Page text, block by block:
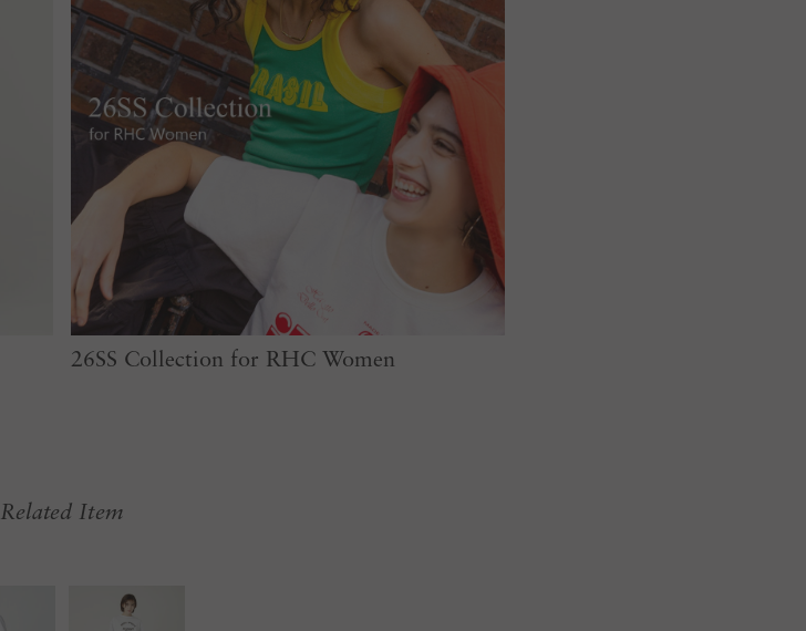
26SS Collection for RHC Women
Related Item